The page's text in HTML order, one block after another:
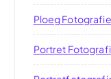
Ploeg Fotografie
Portret